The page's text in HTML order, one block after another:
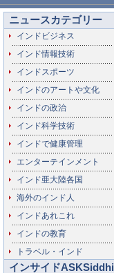
ニュースカテゴリー
インドビジネス
インド情報技術
インドスポーツ
インドのアートや文化
インドの政治
インド科学技術
インドで健康管理
エンターテインメント
インド亜大陸各国
海外のインド人
インドあれこれ
インドの教育
トラベル・インド
インサイドASKSiddhi